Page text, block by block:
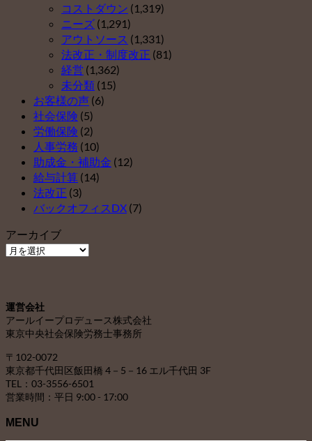
コストダウン (1,319)
ニーズ (1,291)
アウトソース (1,331)
法改正・制度改正 (81)
経営 (1,362)
未分類 (15)
お客様の声 (6)
社会保険 (5)
労働保険 (2)
人事労務 (10)
助成金・補助金 (12)
給与計算 (14)
法改正 (3)
バックオフィスDX (7)
アーカイブ
ア
ブ
運営会社
アールイープロデュース株式会社
東京中央社会保険労務士事務所
〒102-0072
東京都千代田区飯田橋 4－5－16 エル千代田 3F
TEL：03-3556-6501
営業時間：平日 9:00 - 17:00
MENU